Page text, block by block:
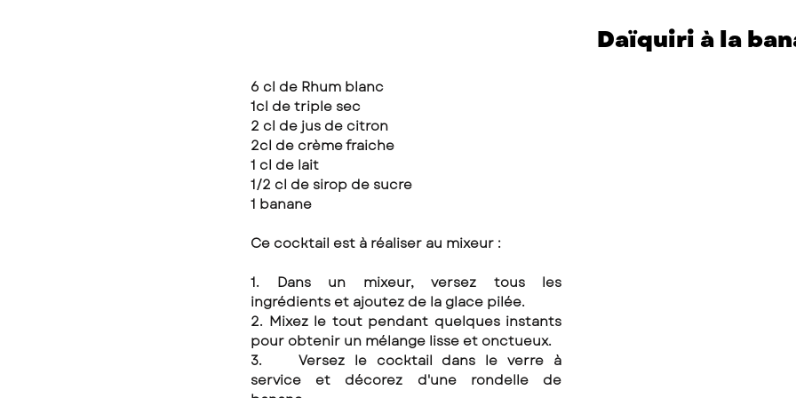
Daïquiri à la
6 cl de Rhum blanc
1cl de triple sec
2 cl de jus de citron
2cl de crème fraiche
1 cl de lait
1/2 cl de sirop de sucre
1 banane
Ce cocktail est à réaliser au mixeur :
1. Dans un mixeur, versez tous les
ingrédients et ajoutez de la glace pilée.
2. Mixez le tout pendant quelques instants
pour obtenir un mélange lisse et onctueux.
3. 	Versez le cocktail dans le verre à
service et décorez d'une rondelle de